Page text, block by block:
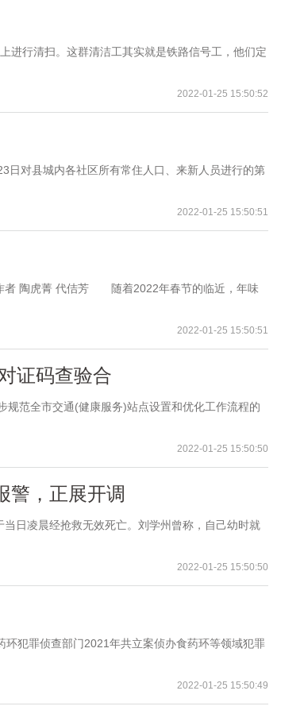
进行清扫。这群清洁工其实就是铁路信号工，他们定
2022-01-25 15:50:52
对县城内各社区所有常住人口、来新人员进行的第
2022-01-25 15:50:51
陶虎菁 代佶芳 随着2022年春节的临近，年味
2022-01-25 15:50:51
证码查验合
范全市交通(健康服务)站点设置和优化工作流程的
2022-01-25 15:50:50
警，正展开调
日凌晨经抢救无效死亡。刘学州曾称，自己幼时就
2022-01-25 15:50:50
犯罪侦查部门2021年共立案侦办食药环等领域犯罪
2022-01-25 15:50:49